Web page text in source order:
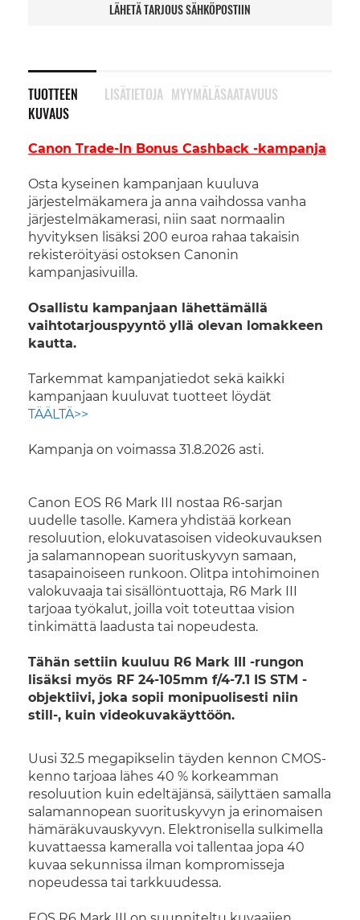
LÄHETÄ TARJOUS SÄHKÖPOSTIIN
TUOTTEEN
KUVAUS
Canon Trade-In Bonus Cashback -kampanja
Osta kyseinen kampanjaan kuuluva
järjestelmäkamera ja anna vaihdossa vanha
järjestelmäkamerasi, niin saat normaalin
hyvityksen lisäksi 200 euroa rahaa takaisin
rekisteröityäsi ostoksen Canonin
kampanjasivuilla.
Osallistu kampanjaan lähettämällä
vaihtotarjouspyyntö yllä olevan lomakkeen
kautta.
Tarkemmat kampanjatiedot sekä kaikki
kampanjaan kuuluvat tuotteet löydät
TÄÄLTÄ>>
Kampanja on voimassa 31.8.2026 asti.
Canon EOS R6 Mark III nostaa R6-sarjan
uudelle tasolle. Kamera yhdistää korkean
resoluution, elokuvatasoisen videokuvauksen
ja salamannopean suorituskyvyn samaan,
tasapainoiseen runkoon. Olitpa intohimoinen
valokuvaaja tai sisällöntuottaja, R6 Mark III
tarjoaa työkalut, joilla voit toteuttaa vision
tinkimättä laadusta tai nopeudesta.
Tähän settiin kuuluu R6 Mark III -rungon
lisäksi myös RF 24-105mm f/4-7.1 IS STM -
objektiivi, joka sopii monipuolisesti niin
still-, kuin videokuvakäyttöön.
Uusi 32.5 megapikselin täyden kennon CMOS-
kenno tarjoaa lähes 40 % korkeamman
resoluution kuin edeltäjänsä, säilyttäen samalla
salamannopean suorituskyvyn ja erinomaisen
hämäräkuvauskyvyn. Elektronisella sulkimella
kuvattaessa kameralla voi tallentaa jopa 40
kuvaa sekunnissa ilman kompromisseja
nopeudessa tai tarkkuudessa.
LISÄTIETOJA MYYMÄLÄSAATAVUUS